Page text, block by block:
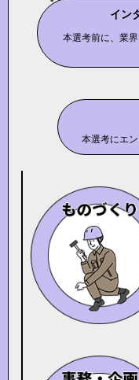
イン
本選考前に、業
本選考にエ